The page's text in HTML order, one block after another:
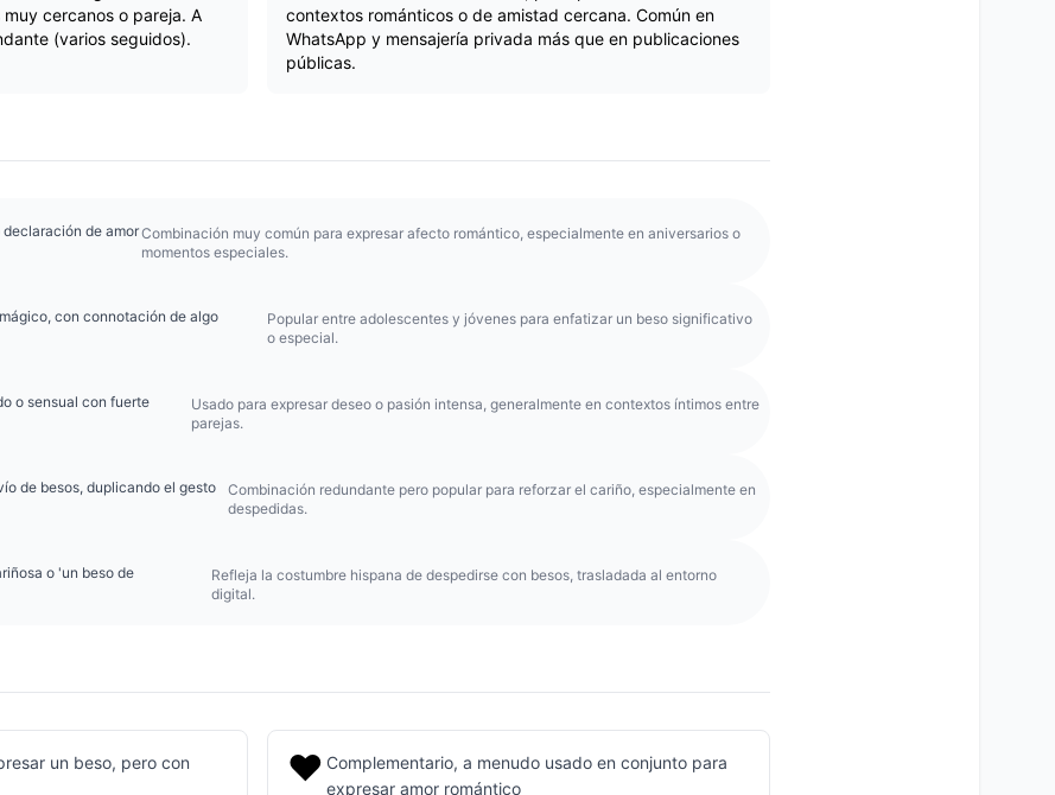
cercanos o pareja. A
(varios seguidos).
contextos románticos o de amistad cercana. Común en
WhatsApp y mensajería privada más que en publicaciones
públicas.
de amorCombinación muy común para expresar afecto romántico, especialmente en aniversarios o
momentos especiales.
con connotación de algo
Popular entre adolescentes y jóvenes para enfatizar un beso significativo
o especial.
o sensual con fuerte
Usado para expresar deseo o pasión intensa, generalmente en contextos íntimos entre
parejas.
de besos, duplicando el gesto
Combinación redundante pero popular para reforzar el cariño, especialmente en
despedidas.
o 'un beso de
Refleja la costumbre hispana de despedirse con besos, trasladada al entorno
digital.
un beso, pero con
❤️ Complementario, a menudo usado en conjunto para
expresar amor romántico